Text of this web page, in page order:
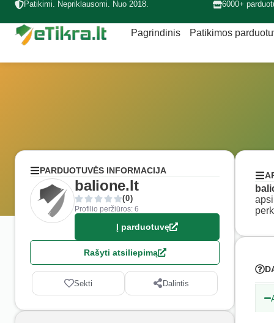
Patikimi. Nepriklausomi. Nuo 2018. 6000+
Pagrindinis Patikimos
PARDUOTUVĖS INFORMACIJA
balione.lt
(0)
Profilio peržiūros: 6
Į parduotuvę
Rašyti atsiliepimą
Sekti Dalintis